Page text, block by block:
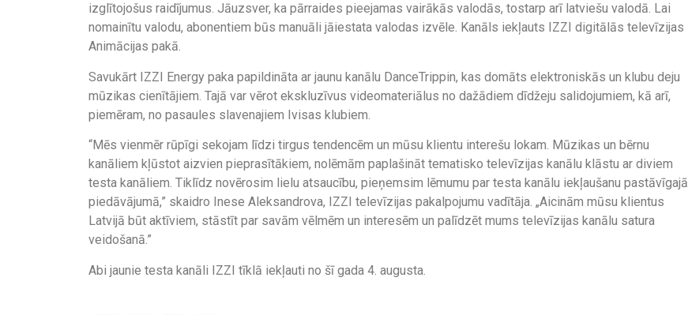
izglītojošus raidījumus. Jāuzsver, ka pārraides pieejamas vairākās valodās, tostarp arī latviešu valodā. Lai
nomainītu valodu, abonentiem būs manuāli jāiestata valodas izvēle. Kanāls iekļauts IZZI digitālās televīzijas
Animācijas pakā.
Savukārt IZZI Energy paka papildināta ar jaunu kanālu DanceTrippin, kas domāts elektroniskās un klubu deju
mūzikas cienītājiem. Tajā var vērot ekskluzīvus videomateriālus no dažādiem dīdžeju salidojumiem, kā arī,
piemēram, no pasaules slavenajiem Ivisas klubiem.
“Mēs vienmēr rūpīgi sekojam līdzi tirgus tendencēm un mūsu klientu interešu lokam. Mūzikas un bērnu
kanāliem kļūstot aizvien pieprasītākiem, nolēmām paplašināt tematisko televīzijas kanālu klāstu ar diviem
testa kanāliem. Tiklīdz novērosim lielu atsaucību, pieņemsim lēmumu par testa kanālu iekļaušanu pastāvīgajā
piedāvājumā,” skaidro Inese Aleksandrova, IZZI televīzijas pakalpojumu vadītāja. „Aicinām mūsu klientus
Latvijā būt aktīviem, stāstīt par savām vēlmēm un interesēm un palīdzēt mums televīzijas kanālu satura
veidošanā.”
Abi jaunie testa kanāli IZZI tīklā iekļauti no šī gada 4. augusta.